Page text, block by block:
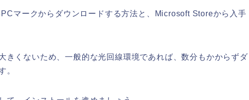
マークからダウンロードする方法と、Microsoft Storeから入手
きくないため、一般的な光回線環境であれば、数分もかからずダ
。